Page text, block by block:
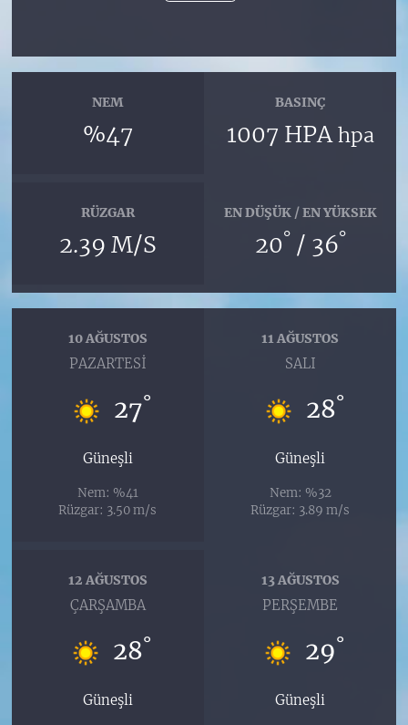
NEM
%47
BASINÇ
1007 HPAhpa
RÜZGAR
2.39 M/S
EN DÜŞÜK / EN YÜKSEK
20° / 36°
10 AĞUSTOS
PAZARTESI
27°
Güneşli
Nem: %41
Rüzgar: 3.50 m/s
11 AĞUSTOS
SALI
28°
Güneşli
Nem: %32
Rüzgar: 3.89 m/s
12 AĞUSTOS
ÇARŞAMBA
28°
Güneşli
13 AĞUSTOS
PERŞEMBE
29°
Güneşli